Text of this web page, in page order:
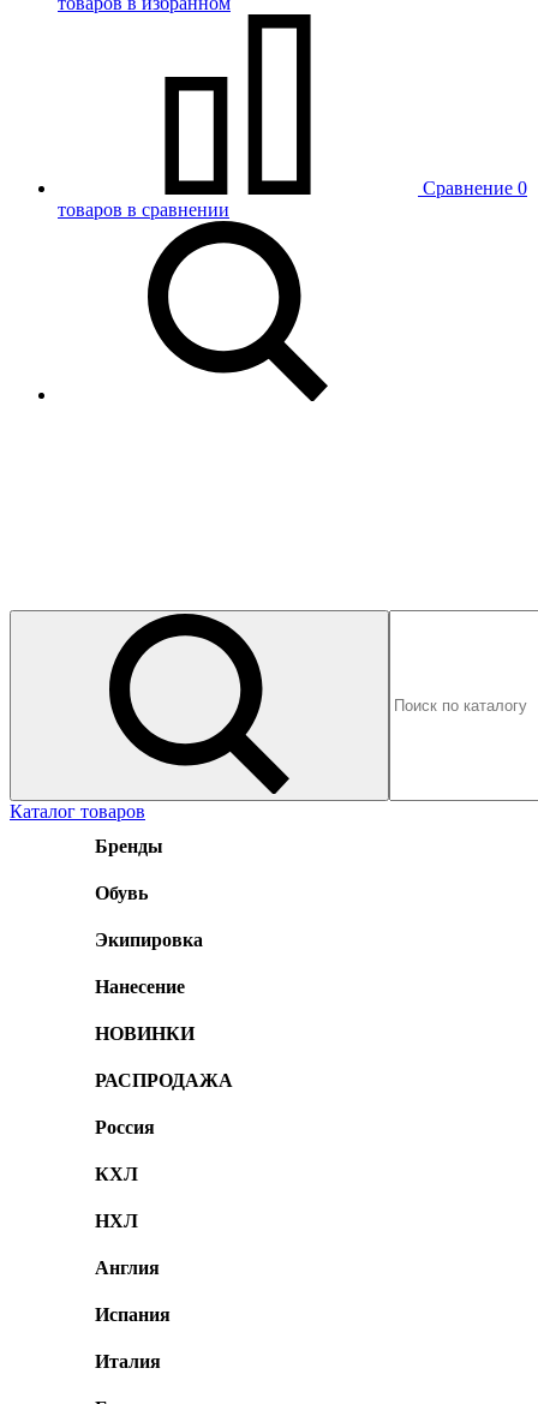
Сравнение 0
товаров в сравнении
Каталог товаров
Бренды
Обувь
Экипировка
Нанесение
НОВИНКИ
РАСПРОДАЖА
Россия
КХЛ
НХЛ
Англия
Испания
Италия